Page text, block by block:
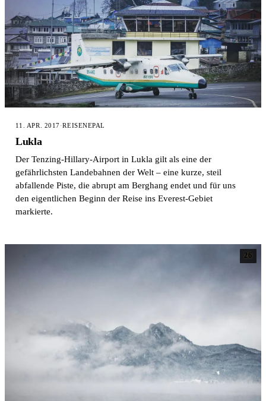
11. APR. 2017·REISENEPAL
Lukla
Der Tenzing-Hillary-Airport in Lukla gilt als eine der
gefährlichsten Landebahnen der Welt – eine kurze, steil
abfallende Piste, die abrupt am Berghang endet und für uns
den eigentlichen Beginn der Reise ins Everest-Gebiet
markierte.
26